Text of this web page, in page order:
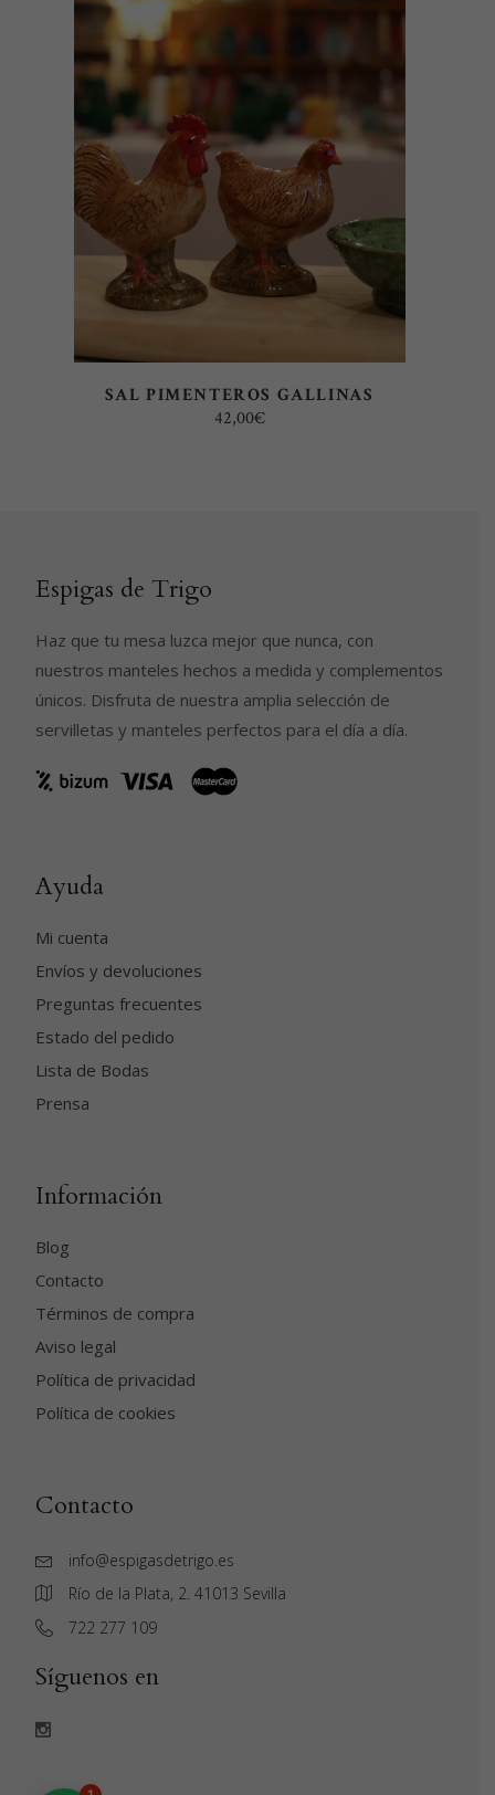
AÑADIR AL CARRITO
SAL PIMENTEROS GALLINAS
42,00€
Espigas de Trigo
Haz que tu mesa luzca mejor que nunca, con
nuestros manteles hechos a medida y complementos
únicos. Disfruta de nuestra amplia selección de
servilletas y manteles perfectos para el día a día.
Ayuda
Mi cuenta
Envíos y devoluciones
Preguntas frecuentes
Estado del pedido
Lista de Bodas
Prensa
Información
Blog
Contacto
Términos de compra
Aviso legal
Política de privacidad
Política de cookies
Contacto
info@espigasdetrigo.es
Río de la Plata, 2. 41013 Sevilla
‭722 277 109‬
Síguenos en